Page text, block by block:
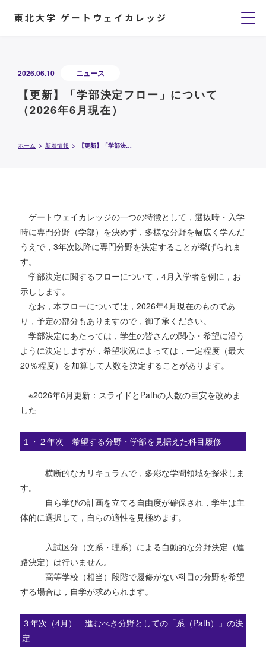
東北大学 ゲートウェイカレッジ
2026.06.10 ニュース
【更新】「学部決定フロー」について
（2026年6月現在）
ホーム 新着情報 【更新】「学部決定フロー」について（2026年6月現在）
ゲートウェイカレッジの一つの特徴として，選抜時・入学
時に専門分野（学部）を決めず，多様な分野を幅広く学んだ
うえで，3年次以降に専門分野を決定することが挙げられま
す。
学部決定に関するフローについて，4月入学者を例に，お
示しします。
なお，本フローについては，2026年4月現在のものであ
り，予定の部分もありますので，御了承ください。
学部決定にあたっては，学生の皆さんの関心・希望に沿う
ように決定しますが，希望状況によっては，一定程度（最大
20％程度）を加算して人数を決定することがあります。
※2026年6月更新：スライドとPathの人数の目安を改めま
した
１・２年次 希望する分野・学部を見据えた科目履修
横断的なカリキュラムで，多彩な学問領域を探求しま
す。
自ら学びの計画を立てる自由度が確保され，学生は主
体的に選択して，自らの適性を見極めます。
入試区分（文系・理系）による自動的な分野決定（進
路決定）は行いません。
高等学校（相当）段階で履修がない科目の分野を希望
する場合は，自学が求められます。
３年次（4月） 進むべき分野としての「系（Path）」の決
定